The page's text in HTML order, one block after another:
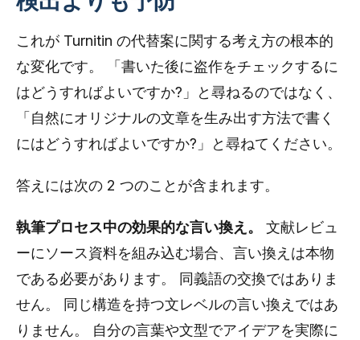
これが Turnitin の代替案に関する考え方の根本的
な変化です。 「書いた後に盗作をチェックするに
はどうすればよいですか?」と尋ねるのではなく、
「自然にオリジナルの文章を生み出す方法で書く
にはどうすればよいですか?」と尋ねてください。
答えには次の 2 つのことが含まれます。
執筆プロセス中の効果的な言い換え。
文献レビュ
ーにソース資料を組み込む場合、言い換えは本物
である必要があります。 同義語の交換ではありま
せん。 同じ構造を持つ文レベルの言い換えではあ
りません。 自分の言葉や文型でアイデアを実際に